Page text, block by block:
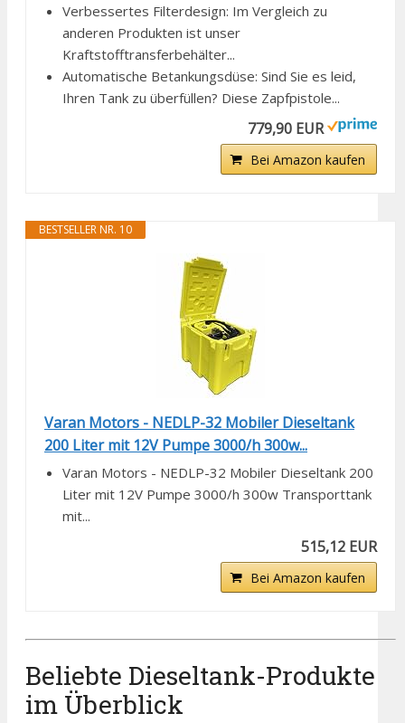
Verbessertes Filterdesign: Im Vergleich zu
anderen Produkten ist unser
Kraftstofftransferbehälter...
Automatische Betankungsdüse: Sind Sie es leid,
Ihren Tank zu überfüllen? Diese Zapfpistole...
779,90 EUR
Bei Amazon kaufen
BESTSELLER NR. 10
Varan Motors - NEDLP-32 Mobiler Dieseltank
200 Liter mit 12V Pumpe 3000/h 300w...
Varan Motors - NEDLP-32 Mobiler Dieseltank 200
Liter mit 12V Pumpe 3000/h 300w Transporttank
mit...
515,12 EUR
Bei Amazon kaufen
Beliebte Dieseltank-Produkte
im Überblick